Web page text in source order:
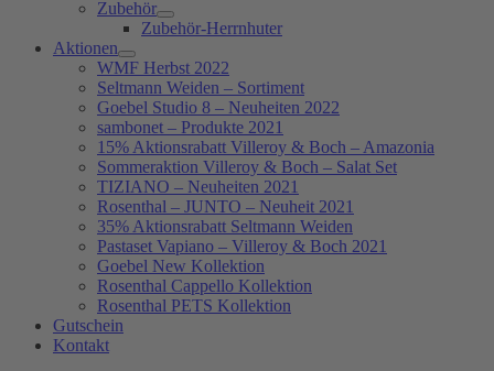
Zubehör
Zubehör-Herrnhuter
Aktionen
WMF Herbst 2022
Seltmann Weiden – Sortiment
Goebel Studio 8 – Neuheiten 2022
sambonet – Produkte 2021
15% Aktionsrabatt Villeroy & Boch – Amazonia
Sommeraktion Villeroy & Boch – Salat Set
TIZIANO – Neuheiten 2021
Rosenthal – JUNTO – Neuheit 2021
35% Aktionsrabatt Seltmann Weiden
Pastaset Vapiano – Villeroy & Boch 2021
Goebel New Kollektion
Rosenthal Cappello Kollektion
Rosenthal PETS Kollektion
Gutschein
Kontakt